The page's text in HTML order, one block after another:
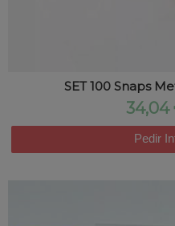
SET 100 Snaps
34,04
Pedir